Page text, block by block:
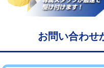
マス交換（深さ50㎝未満）
マス交換（深さ50㎝以上）
コンクリート斫り（厚さ10
お問い合わせ